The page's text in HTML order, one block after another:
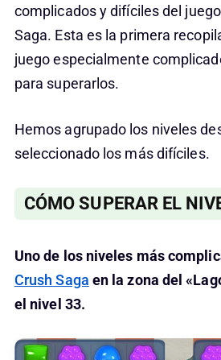
complicados y difíciles del
Saga. Esta es la primera
juego especialmente
para superarlos.
Hemos agrupado los niveles
seleccionado los más difíciles.
CÓMO SUPERAR EL
Uno de los niveles más
Crush Saga en la zona del
el nivel 33.